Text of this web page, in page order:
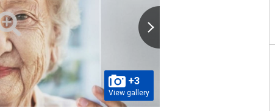
+3
View gallery